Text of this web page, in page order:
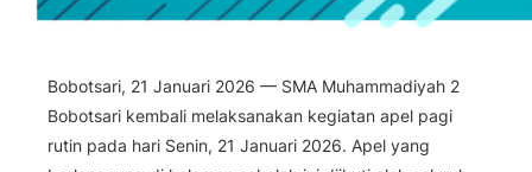
Bobotsari, 21 Januari 2026 — SMA Muhammadiyah 2
Bobotsari kembali melaksanakan kegiatan apel pagi
rutin pada hari Senin, 21 Januari 2026. Apel yang